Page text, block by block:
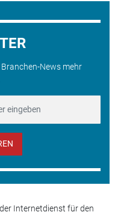
News mehr
der Internetdienst für den